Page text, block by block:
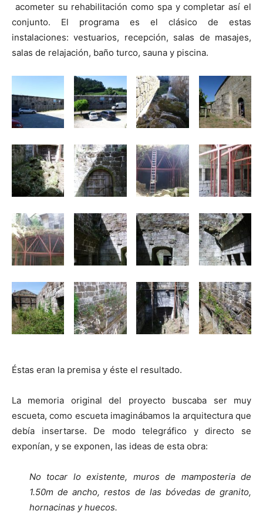
acometer su rehabilitación como spa y completar así el
conjunto. El programa es el clásico de estas
instalaciones: vestuarios, recepción, salas de masajes,
salas de relajación, baño turco, sauna y piscina.
Éstas eran la premisa y éste el resultado.
La memoria original del proyecto buscaba ser muy
escueta, como escueta imaginábamos la arquitectura que
debía insertarse. De modo telegráfico y directo se
exponían, y se exponen, las ideas de esta obra:
No tocar lo existente, muros de mamposteria de
1.50m de ancho, restos de las bóvedas de granito,
hornacinas y huecos.